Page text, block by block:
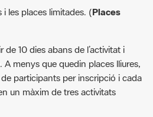
de 10 dies abans de l’activitat i
A menys que quedin places lliures,
participants per inscripció i cada
un màxim de tres activitats
: cal fer la inscripció prèvia a l’Oficina
(feiners, de 10 h a 13 h),